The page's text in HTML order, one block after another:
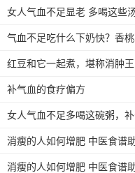
女人气血不足显老 多喝这些
补气血的食疗偏方
消瘦的人如何增肥 中医食谱
消瘦的人如何增肥 中医食谱